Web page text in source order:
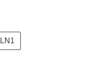
LN1